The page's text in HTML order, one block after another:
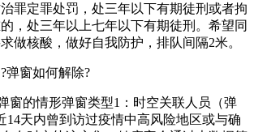
罪定罪处罚，处三年以下有期徒刑或者拘
，处三年以上七年以下有期徒刑。希望同
做核酸，做好自我防护，排队间隔2米。
弹窗如何解除?
窗的情形弹窗类型1：时空关联人员（弹
14天内曾到访过疫情中高风险地区或与确